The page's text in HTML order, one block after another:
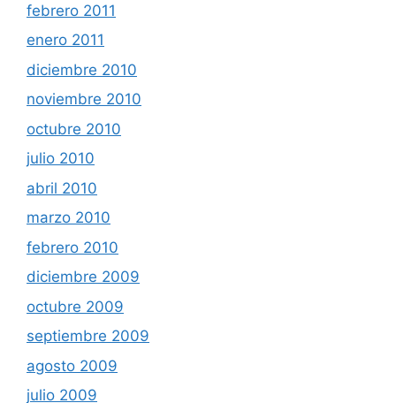
febrero 2011
enero 2011
diciembre 2010
noviembre 2010
octubre 2010
julio 2010
abril 2010
marzo 2010
febrero 2010
diciembre 2009
octubre 2009
septiembre 2009
agosto 2009
julio 2009